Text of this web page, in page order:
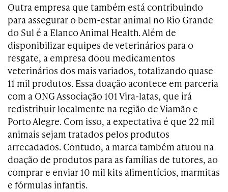
Outra empresa que também está contribuindo
para assegurar o bem-estar animal no Rio Grande
do Sul é a Elanco Animal Health. Além de
disponibilizar equipes de veterinários para o
resgate, a empresa doou medicamentos
veterinários dos mais variados, totalizando quase
11 mil produtos. Essa doação acontece em parceria
com a ONG Associação 101 Vira-latas, que irá
redistribuir localmente na região de Viamão e
Porto Alegre. Com isso, a expectativa é que 22 mil
animais sejam tratados pelos produtos
arrecadados. Contudo, a marca também atuou na
doação de produtos para as famílias de tutores, ao
comprar e enviar 10 mil kits alimentícios, marmitas
e fórmulas infantis.